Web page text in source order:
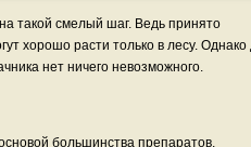
такой смелый шаг. Ведь принято
хорошо расти только в лесу. Однако
нет ничего невозможного.
большинства препаратов,